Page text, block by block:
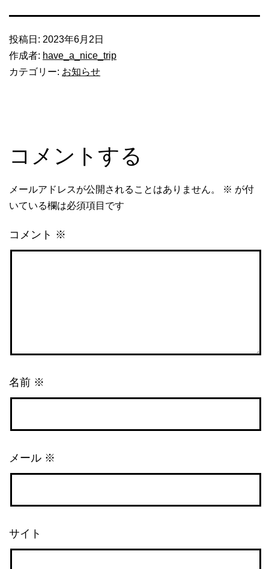
投稿日: 2023年6月2日
作成者: have_a_nice_trip
カテゴリー: お知らせ
コメントする
メールアドレスが公開されることはありません。 ※ が付
いている欄は必須項目です
コメント ※
名前 ※
メール ※
サイト